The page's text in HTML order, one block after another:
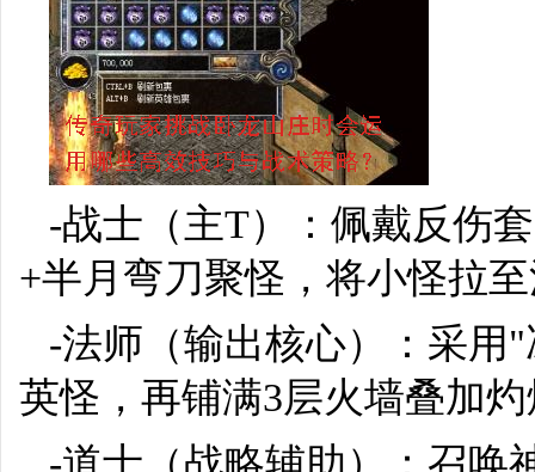
-战士（主T）：佩戴反伤
+半月弯刀聚怪，将小怪拉
-法师（输出核心）：采用
英怪，再铺满3层火墙叠加
-道士（战略辅助）：召唤